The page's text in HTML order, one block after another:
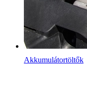
Akkumulátortöltők